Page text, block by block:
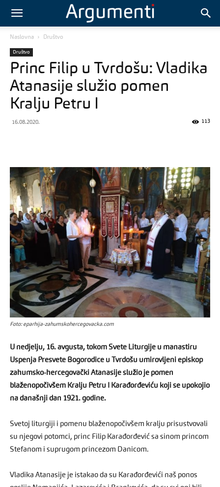
Naslovna Društvo
Društvo
Princ Filip u Tvrdošu: Vladika
Atanasije služio pomen
Kralju Petru I
16.08.2020. 113
Foto: eparhija-zahumskohercegovacka.com
U nedjelju, 16. avgusta, tokom Svete Liturgije u manastiru
Uspenja Presvete Bogorodice u Tvrdošu umirovljeni episkop
zahumsko-hercegovački Atanasije služio je pomen
blaženopočivšem Kralju Petru I Karađorđeviću koji se upokojio
na današnji dan 1921. godine.
Svetoj liturgiji i pomenu blaženopočivšem kralju prisustvovali
su njegovi potomci, princ Filip Karađorđević sa sinom princom
Stefanom i suprugom princezom Danicom.
Vladika Atanasije je istakao da su Karađorđevići naš ponos